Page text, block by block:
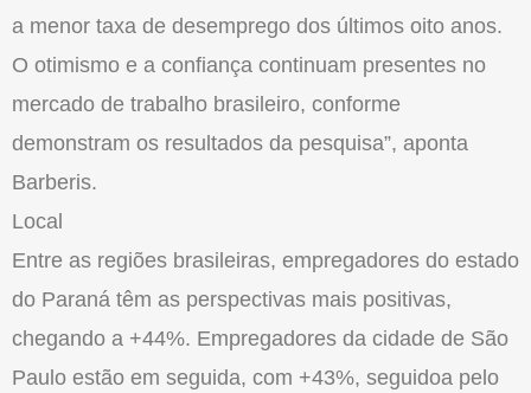
a menor taxa de desemprego dos últimos oito anos.
O otimismo e a confiança continuam presentes no
mercado de trabalho brasileiro, conforme
demonstram os resultados da pesquisa”, aponta
Barberis.
Local
Entre as regiões brasileiras, empregadores do estado
do Paraná têm as perspectivas mais positivas,
chegando a +44%. Empregadores da cidade de São
Paulo estão em seguida, com +43%, seguidoa pelo